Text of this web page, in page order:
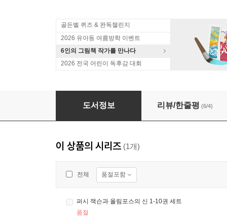
골든벨 퀴즈 & 완독챌린지
2026 유아동 여름방학 이벤트
6인의 그림책 작가를 만나다
2026 전국 어린이 독후감 대회
퍼시 잭슨과 올림포스의 신 1
도서정보 리뷰/한줄평 (6/4)
이 상품의 시리즈 (1개)
전체 품절포함
퍼시 잭슨과 올림포스의 신 1-10권 세트
품절